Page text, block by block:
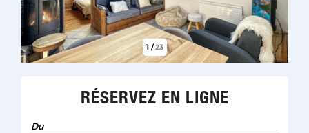
1/23
RÉSERVEZ EN LIGNE
Du